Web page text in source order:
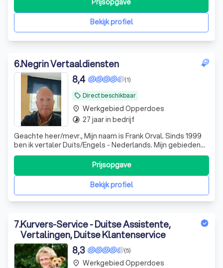
project dat door jou wordt uitgevoerd en jij wilt natuurlijk
dat dat allema
Bekijk profiel
Prijsopgave
6.Negrin Vertaaldiensten
local_offer Direct beschikbaar
(1)
8,4
Geachte heer/mevr., Mijn naam is Frank Orval. Sinds 1999
ben ik vertaler Duits/Engels - Nederlands. Mijn gebieden
zijn Technisch, Algemeen, Marketing. Ook werk ik met de
Bekijk profiel
Prijsopgave
place Werkgebied Opperdoes
timelapse 27 jaar in bedrijf
7.Kurvers-Service - Duitse Assistente,
Vertalingen, Duitse Klantenservice
(5)
8,3
place Werkgebied Opperdoes